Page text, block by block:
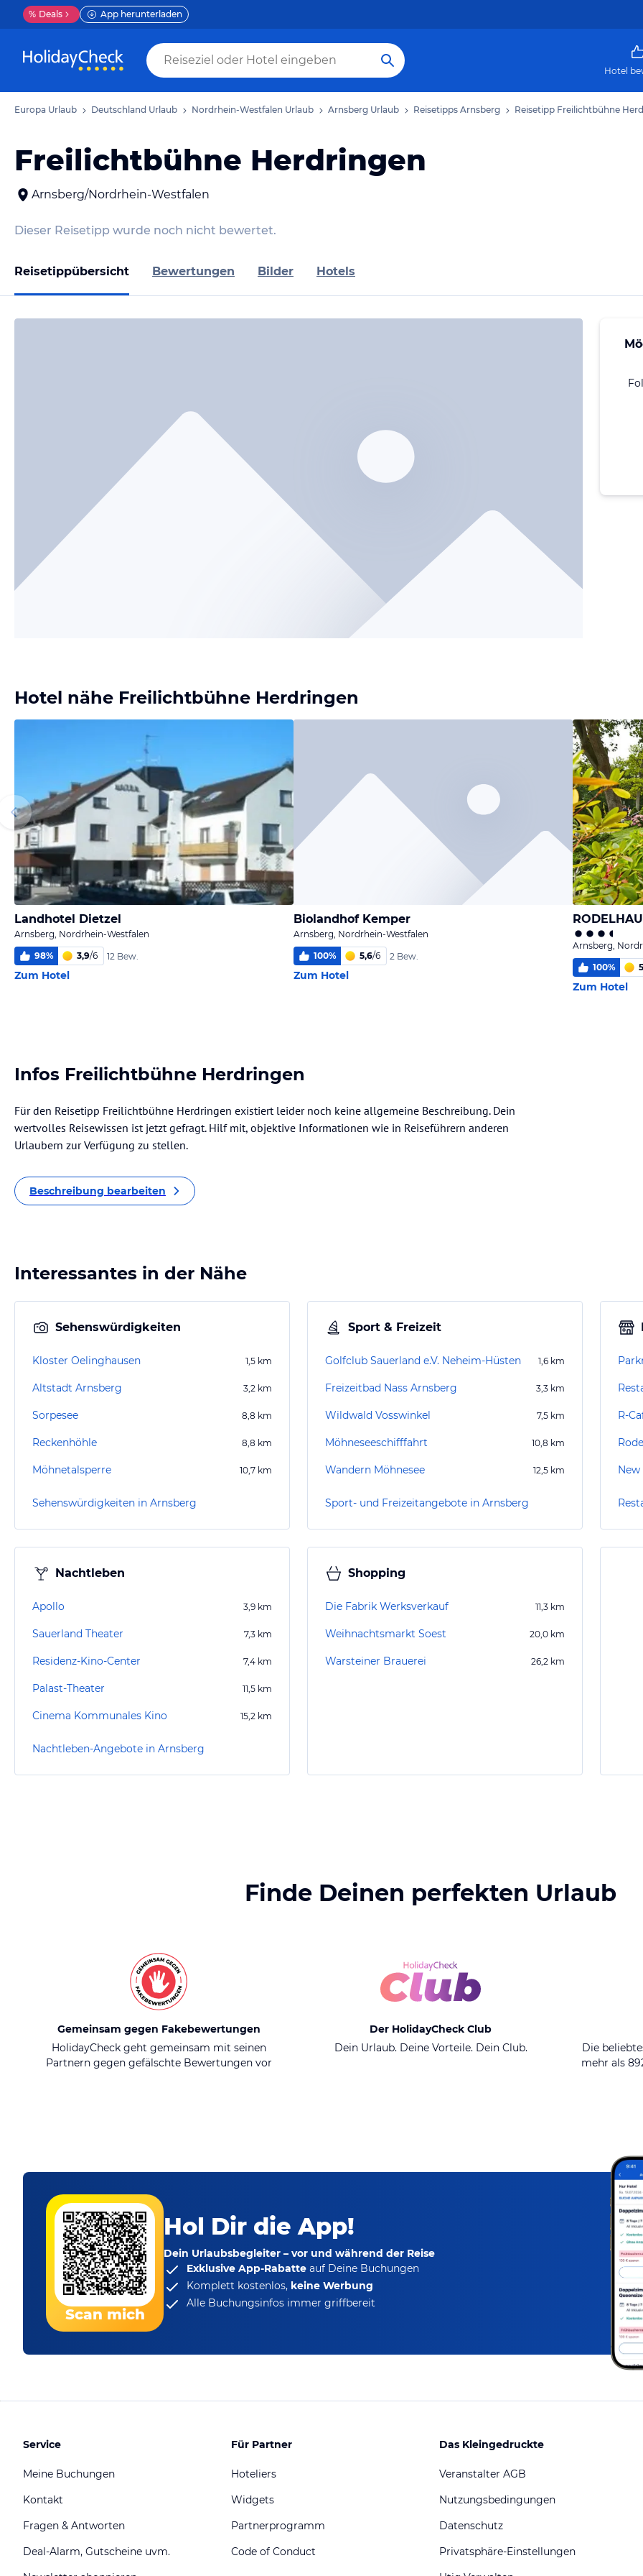
% Deals App herunterladen
Hotel
Europa Urlaub Deutschland Urlaub Nordrhein-Westfalen Urlaub Arnsberg Urlaub Reisetipps Arnsberg Reisetipp Freilichtbühne
Freilichtbühne Herdringen
Arnsberg/Nordrhein-Westfalen
Dieser Reisetipp wurde noch nicht bewertet.
Reisetippübersicht Bewertungen Bilder Hotels
Hotel nähe Freilichtbühne Herdringen
Landhotel Dietzel
Arnsberg, Nordrhein-Westfalen
98% 3,9/6 12 Bew.
Zum Hotel
Biolandhof Kemper
Arnsberg, Nordrhein-Westfalen
100% 5,6/6 2 Bew.
Zum Hotel
Arnsberg,
100%
Zum Hotel
Infos Freilichtbühne Herdringen
Für den Reisetipp Freilichtbühne Herdringen existiert leider noch keine allgemeine Beschreibung. Dein
wertvolles Reisewissen ist jetzt gefragt. Hilf mit, objektive Informationen wie in Reiseführern anderen
Urlaubern zur Verfügung zu stellen.
Beschreibung bearbeiten
Interessantes in der Nähe
Sehenswürdigkeiten
Kloster Oelinghausen 1,5 km
Altstadt Arnsberg 3,2 km
Sorpesee 8,8 km
Reckenhöhle 8,8 km
Möhnetalsperre 10,7 km
Sehenswürdigkeiten in Arnsberg
Sport & Freizeit
Golfclub Sauerland e.V. Neheim-Hüsten 1,6 km
Freizeitbad Nass Arnsberg 3,3 km
Wildwald Vosswinkel 7,5 km
Möhneseeschifffahrt 10,8 km
Wandern Möhnesee 12,5 km
Sport- und Freizeitangebote in Arnsberg
R-
Nachtleben
Apollo 3,9 km
Sauerland Theater 7,3 km
Residenz-Kino-Center 7,4 km
Palast-Theater 11,5 km
Cinema Kommunales Kino 15,2 km
Nachtleben-Angebote in Arnsberg
Shopping
Die Fabrik Werksverkauf 11,3 km
Weihnachtsmarkt Soest 20,0 km
Warsteiner Brauerei 26,2 km
Finde Deinen perfekten Urlaub
Gemeinsam gegen Fakebewertungen
HolidayCheck geht gemeinsam mit seinen
Partnern gegen gefälschte Bewertungen vor
Der HolidayCheck Club
Dein Urlaub. Deine Vorteile. Dein Club.
Die
mehr als
Scan mich
Hol Dir die App!
Dein Urlaubsbegleiter – vor und während der Reise
Exklusive App-Rabatte auf Deine Buchungen
Komplett kostenlos, keine Werbung
Alle Buchungsinfos immer griffbereit
Service
Meine Buchungen
Kontakt
Fragen & Antworten
Deal-Alarm, Gutscheine uvm.
Für Partner
Hoteliers
Widgets
Partnerprogramm
Code of Conduct
Das Kleingedruckte
Veranstalter AGB
Nutzungsbedingungen
Datenschutz
Privatsphäre-Einstellungen